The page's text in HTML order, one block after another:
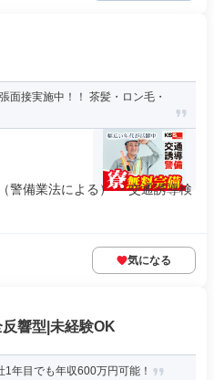
接実施中！！ 茶髪・ロン毛・
警備業法による） ・交通誘導検
気になる
響型|未経験OK
年目でも年収600万円可能！